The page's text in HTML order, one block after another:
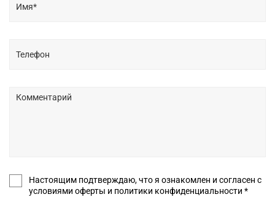
Настоящим подтверждаю, что я ознакомлен и согласен с
условиями оферты и политики конфиденциальности *